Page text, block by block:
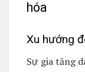
hóa
Xu hướng
Sự gia tăng